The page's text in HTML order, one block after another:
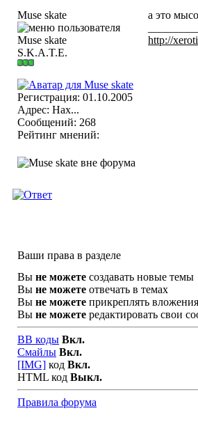
Muse skate
S.K.A.T.E.
Регистрация: 01.10.2005
Адрес: Нах...
Сообщений: 268
Рейтинг мнений:
а это
http://
Ваши права в разделе
Вы не можете создавать новые темы
Вы не можете отвечать в темах
Вы не можете прикреплять вложения
Вы не можете редактировать свои
BB коды Вкл.
Смайлы Вкл.
[IMG] код Вкл.
HTML код Выкл.
Правила форума